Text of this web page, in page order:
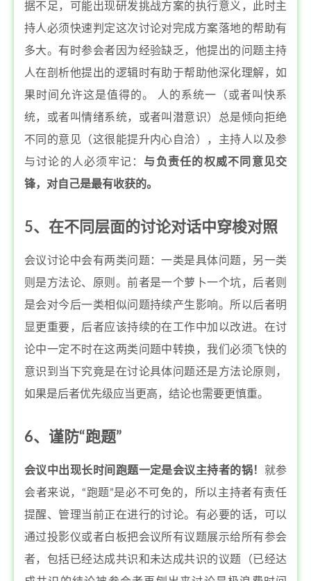
据不足，可能出现研发挑战方案的执行意义，此时主
持人必须快速判定这次讨论对完成方案落地的帮助有
多大。有时参会者因为经验缺乏，他提出的问题主持
人在剖析他提出的逻辑时有助于帮助他深化理解，如
果时间允许这是值得的。 人的系统一（或者叫快系
统，或者叫情绪系统，或者叫潜意识）总是倾向拒绝
不同的意见（这很能提升内心自洽），主持人以及参
与讨论的人必须牢记： 与负责任的权威不同意见交
锋，对自己是最有收获的。
5、在不同层面的讨论对话中穿梭对照
会议讨论中会有两类问题：一类是具体问题，另一类
则是方法论、原则。前者是一个萝卜一个坑，后者则
是会对今后一类相似问题持续产生影响。所以后者明
显更重要，后者应该持续的在工作中加以改进。在讨
论中一定不时在这两类问题中转换，我们必须飞快的
意识到当下究竟是在讨论具体问题还是方法论原则，
如果是后者优先级应当更高，结论也需要更慎重。
6、谨防“跑题”
会议中出现长时间跑题一定是会议主持者的锅！ 就参
会者来说，“跑题”是必不可免的，所以主持者有责任
提醒、管理当前正在进行的讨论。有必要的话，可以
通过投影仪或者白板把会议所有议题展示给所有参会
者，包括已经达成共识和未达成共识的议题（已经达